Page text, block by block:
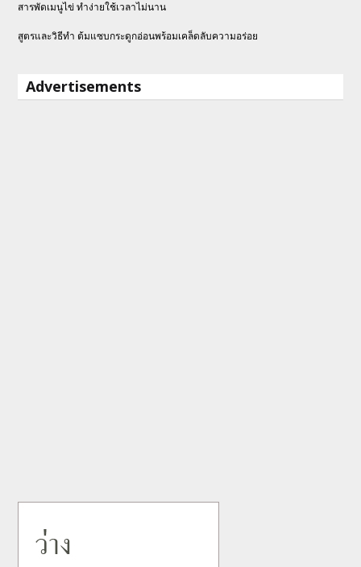
สารพัดเมนูไข่ ทำง่ายใช้เวลาไม่นาน
สูตรและวิธีทำ ต้มแซบกระดูกอ่อนพร้อมเคล็ดลับความอร่อย
Advertisements